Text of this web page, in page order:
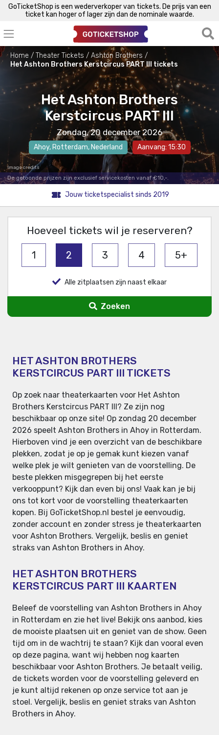
GoTicketShop is een wederverkoper van tickets. De prijs van een
ticket kan hoger of lager zijn dan de nominale waarde.
Home Theater Tickets
Ashton Brothers
Het Ashton Brothers Kerstcircus PART III tickets
Het Ashton Brothers
Kerstcircus PART III
Zondag, 20 december 2026
Ahoy, Rotterdam, Nederland Aanvang: 15:30
Image credits
De getoonde prijzen zijn exclusief servicekosten vanaf €10,-.
Jouw ticketspecialist sinds 2019
Hoeveel tickets wil je reserveren?
1 2 3 4 5+
Alle zitplaatsen zijn naast elkaar
Zoeken
HET ASHTON BROTHERS
KERSTCIRCUS PART III TICKETS
Op zoek naar theaterkaarten voor Het Ashton
Brothers Kerstcircus PART III? Ze zijn nog
beschikbaar op onze site! Op zondag 20 december
2026 speelt Ashton Brothers in Ahoy in Rotterdam.
Hierboven vind je een overzicht van de beschikbare
plekken, zodat je op je gemak kunt kiezen vanaf
welke plek je wilt genieten van de voorstelling. De
beste plekken misgegrepen bij het eerste
verkooppunt? Kijk dan even bij ons! Vaak kan je bij
ons tot kort voor de voorstelling theaterkaarten
kopen. Bij GoTicketShop.nl bestel je eenvoudig,
zonder account en zonder stress je theaterkaarten
voor Ashton Brothers. Vergelijk, beslis en geniet
straks van Ashton Brothers in Ahoy.
HET ASHTON BROTHERS
KERSTCIRCUS PART III KAARTEN
Beleef de voorstelling van Ashton Brothers in Ahoy
in Rotterdam en zie het live! Bekijk ons aanbod, kies
de mooiste plaatsen uit en geniet van de show. Geen
tijd om in de wachtrij te staan? Kijk dan vooral even
op deze pagina, want wij hebben nog kaarten
beschikbaar voor Ashton Brothers. Je betaalt veilig,
de tickets worden voor de voorstelling geleverd en
je kunt altijd rekenen op onze service tot aan je
stoel. Vergelijk, beslis en geniet straks van Ashton
Brothers in Ahoy.